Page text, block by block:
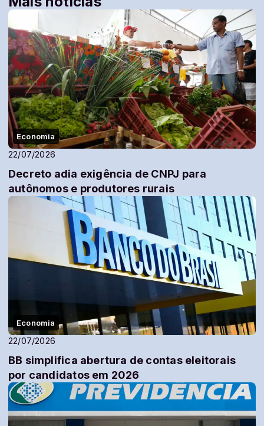
Economia
22/07/2026
Decreto adia exigência de CNPJ para
autônomos e produtores rurais
Economia
22/07/2026
BB simplifica abertura de contas eleitorais
por candidatos em 2026